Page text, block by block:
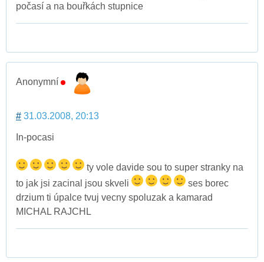
počasí a na bouřkách stupnice
Anonymní
# 31.03.2008, 20:13
In-pocasi
ty vole davide sou to super stranky na
to jak jsi zacinal jsou skveli
ses borec
drzium ti úpalce tvuj vecny spoluzak a kamarad
MICHAL RAJCHL